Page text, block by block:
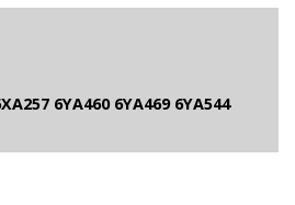
6YA460 6YA469 6YA544